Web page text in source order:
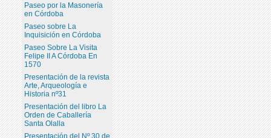
Paseo por la Masonería
en Córdoba
Paseo sobre La
Inquisición en Córdoba
Paseo Sobre La Visita
Felipe II A Córdoba En
1570
Presentación de la revista
Arte, Arqueología e
Historia nº31
Presentación del libro La
Orden de Caballería
Santa Olalla
Presentación del Nº 30 de